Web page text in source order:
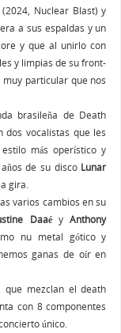
Nuclear Blast) y
a sus espaldas y un
y que al unirlo con
y limpias de su front-
particular que nos
brasileña de Death
dos vocalistas que les
más operístico y
de su discoLunar
gira.
varios cambios en su
DaaéyAnthony
nu metal gótico y
ganas de oír en
, que mezclan el death
con 8 componentes
único.